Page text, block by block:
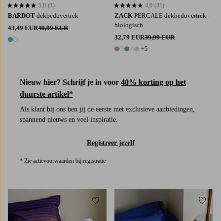
BARDOT dekbedovertrek
43,49 EUR49,99 EUR
2 kleuren
5,0 op basis van 1 beoordelingen
5,0 (1)
ZACK PERCALE dekbedovertrek -
biologisch
32,79 EUR39,99 EUR
10 kleuren
+5
4,0 op basis van 31 beoordelingen
4,0 (31)
Nieuw hier? Schrijf je in voor 40% korting op het
duurste artikel*
Als klant bij ons ben jij de eerste met exclusieve aanbiedingen,
spannend nieuws en veel inspiratie.
Registreer jezelf
* Zie actievoorwaarden bij registratie
Toevoegen aan favorieten